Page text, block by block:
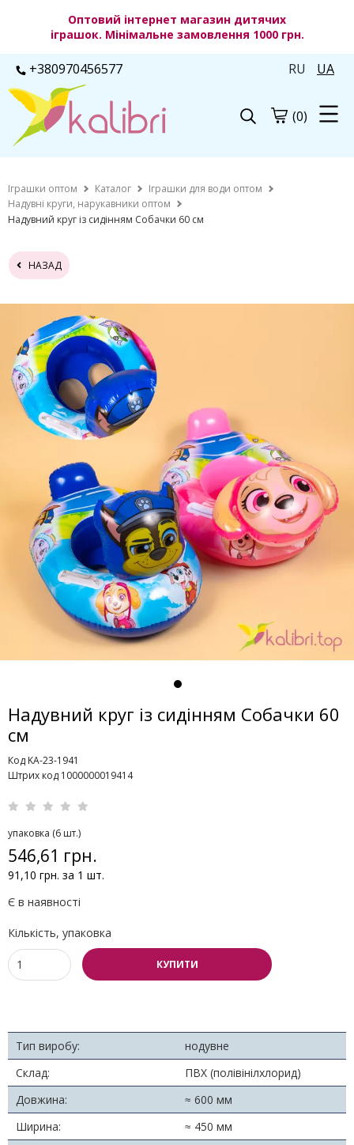
Оптовий інтернет магазин дитячих
іграшок. Мінімальне замовлення 1000 грн.
+380970456577 RU UA
(0)
Іграшки оптом Каталог
Іграшки для води оптом
Надувні круги, нарукавники оптом
Надувний круг із сидінням Собачки 60 см
НАЗАД
Надувний круг із сидінням Собачки 60
см
Код KA-23-1941
Штрих код 1000000019414
упаковка (6 шт.)
546,61 грн.
91,10 грн. за 1 шт.
Є в наявності
Кількість, упаковка
КУПИТИ
Тип виробу:
нодувне
Склад:
ПВХ (полівінілхлорид)
Довжина:
≈ 600 мм
Ширина:
≈ 450 мм